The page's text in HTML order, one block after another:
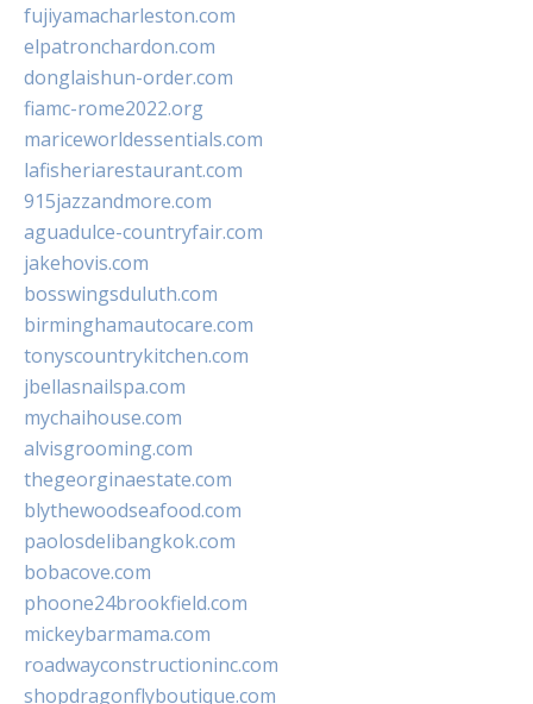
fujiyamacharleston.com
elpatronchardon.com
donglaishun-order.com
fiamc-rome2022.org
mariceworldessentials.com
lafisheriarestaurant.com
915jazzandmore.com
aguadulce-countryfair.com
jakehovis.com
bosswingsduluth.com
birminghamautocare.com
tonyscountrykitchen.com
jbellasnailspa.com
mychaihouse.com
alvisgrooming.com
thegeorginaestate.com
blythewoodseafood.com
paolosdelibangkok.com
bobacove.com
phoone24brookfield.com
mickeybarmama.com
roadwayconstructioninc.com
shopdragonflyboutique.com